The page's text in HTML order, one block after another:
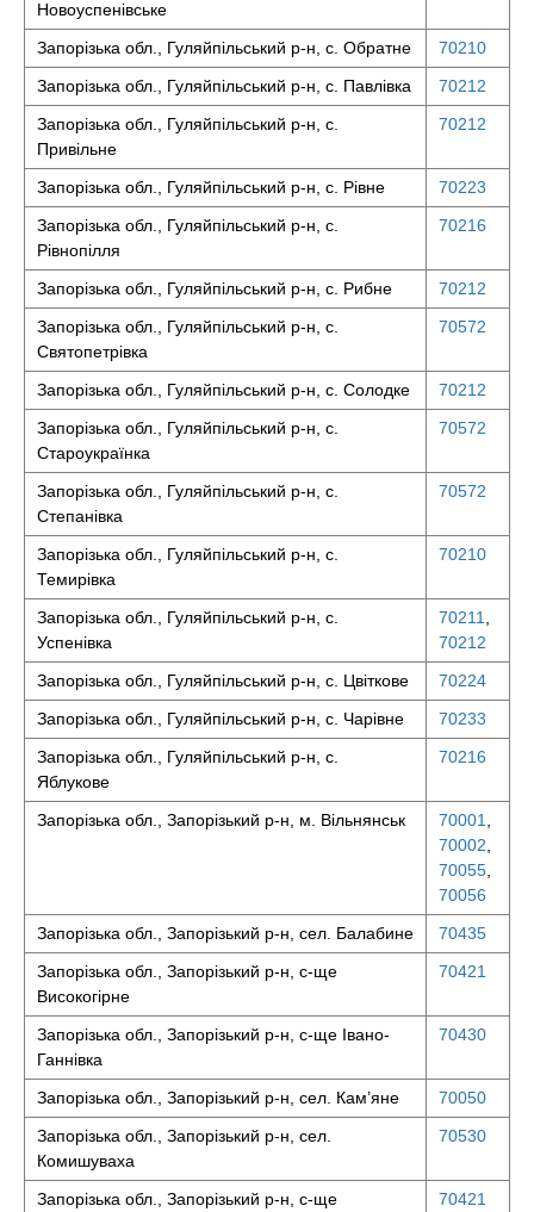
Новоуспенівське
Запорізька обл., Гуляйпільський р-н, с. Обратне
70210
Запорізька обл., Гуляйпільський р-н, с. Павлівка
70212
Запорізька обл., Гуляйпільський р-н, с.
Привільне
70212
Запорізька обл., Гуляйпільський р-н, с. Рівне
70223
Запорізька обл., Гуляйпільський р-н, с.
Рівнопілля
70216
Запорізька обл., Гуляйпільський р-н, с. Рибне
70212
Запорізька обл., Гуляйпільський р-н, с.
Святопетрівка
70572
Запорізька обл., Гуляйпільський р-н, с. Солодке
70212
Запорізька обл., Гуляйпільський р-н, с.
Староукраїнка
70572
Запорізька обл., Гуляйпільський р-н, с.
Степанівка
70572
Запорізька обл., Гуляйпільський р-н, с.
Темирівка
70210
Запорізька обл., Гуляйпільський р-н, с.
Успенівка
70211
70212
Запорізька обл., Гуляйпільський р-н, с. Цвіткове
70224
Запорізька обл., Гуляйпільський р-н, с. Чарівне
70233
Запорізька обл., Гуляйпільський р-н, с.
Яблукове
70216
Запорізька обл., Запорізький р-н, м. Вільнянськ 70001
70002
70055
70056
Запорізька обл., Запорізький р-н, сел. Балабине
70435
Запорізька обл., Запорізький р-н, с-ще
Високогірне
70421
Запорізька обл., Запорізький р-н, с-ще Івано-
Ганнівка
70430
Запорізька обл., Запорізький р-н, сел. Кам’яне
70050
Запорізька обл., Запорізький р-н, сел.
Комишуваха
70530
Запорізька обл., Запорізький р-н, с-ще 70421